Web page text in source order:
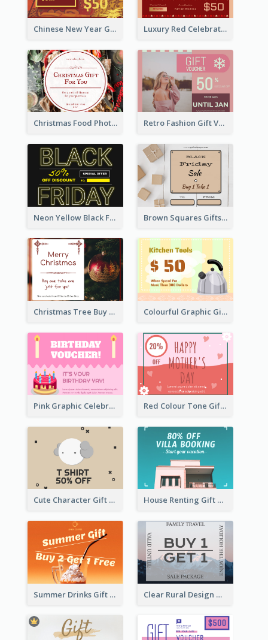
Chinese New Year Gift Card With Decorations Luxury Red Celebration Gift Card Template Design
Christmas Food Photo Shopping Discount Gift Card Retro Fashion Gift Voucher Design Idea
Neon Yellow Black Friday Typography Gift Card Brown Squares Gifts Black Friday Gift Card
Christmas Tree Buy One Take One Gift Card Colourful Graphic Gift Card
Pink Graphic Celebration Gift Card Red Colour Tone Gift Card With Works
Cute Character Gift Card House Renting Gift Card
Summer Drinks Gift Card Clear Rural Design Gift Card